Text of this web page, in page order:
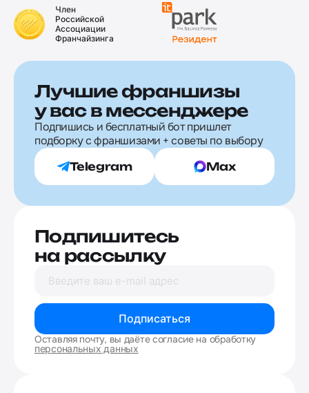
Член
Российской
Ассоциации
Франчайзинга
Лучшие франшизы
у вас в мессенджере
Подпишись и бесплатный бот пришлет
подборку с франшизами + советы по выбору
Telegram Max
Подпишитесь
на рассылку
Подписаться
Оставляя почту, вы даёте согласие на обработку
персональных данных